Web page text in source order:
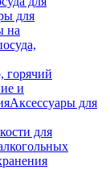
для
на
горячий
и
Аксессуары для
для